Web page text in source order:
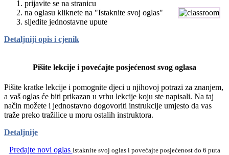
prijavite se na stranicu
na oglasu kliknete na "Istaknite svoj oglas"
sljedite jednostavne upute
Detaljniji opis i cjenik
Pišite lekcije i povećajte posjećenost svog oglasa
Pišite kratke lekcije i pomognite djeci u njihovoj potrazi za znanjem,
a vaš oglas će biti prikazan u vrhu lekcije koju ste napisali. Na taj
način možete i jednostavno dogovoriti instrukcije umjesto da vas
traže preko tražilice u moru ostalih instruktora.
Detaljnije
Predajte novi oglas Istaknite svoj oglas i povećajte posjećenost do 6 puta